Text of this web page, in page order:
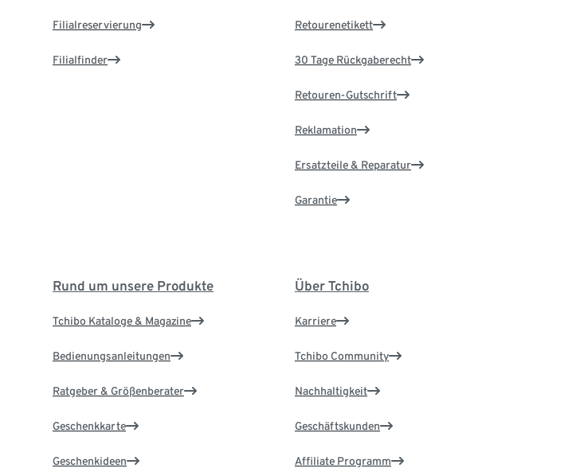
Filialreservierung
Filialfinder
Retourenetikett
30 Tage Rückgaberecht
Retouren-Gutschrift
Reklamation
Ersatzteile & Reparatur
Garantie
Rund um unsere Produkte
Tchibo Kataloge & Magazine
Bedienungsanleitungen
Ratgeber & Größenberater
Geschenkkarte
Geschenkideen
Über Tchibo
Karriere
Tchibo Community
Nachhaltigkeit
Geschäftskunden
Affiliate Programm